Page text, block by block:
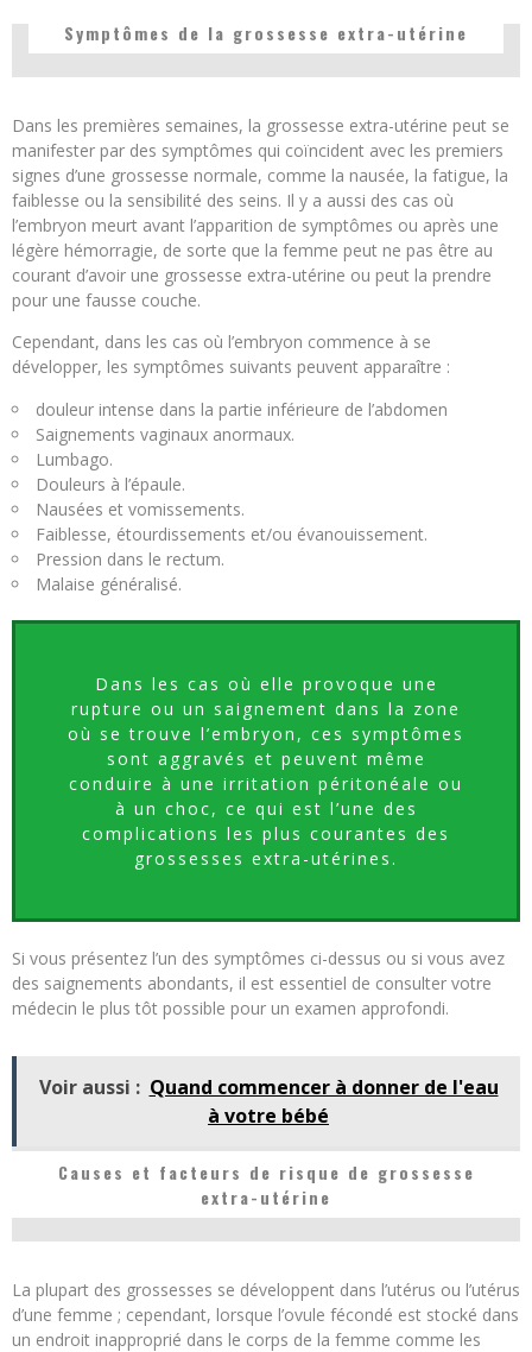
Symptômes de la grossesse extra-utérine
Dans les premières semaines, la grossesse extra-utérine peut se
manifester par des symptômes qui coïncident avec les premiers
signes d’une grossesse normale, comme la nausée, la fatigue, la
faiblesse ou la sensibilité des seins. Il y a aussi des cas où
l’embryon meurt avant l’apparition de symptômes ou après une
légère hémorragie, de sorte que la femme peut ne pas être au
courant d’avoir une grossesse extra-utérine ou peut la prendre
pour une fausse couche.
Cependant, dans les cas où l’embryon commence à se
développer, les symptômes suivants peuvent apparaître :
douleur intense dans la partie inférieure de l’abdomen
Saignements vaginaux anormaux.
Lumbago.
Douleurs à l’épaule.
Nausées et vomissements.
Faiblesse, étourdissements et/ou évanouissement.
Pression dans le rectum.
Malaise généralisé.
Dans les cas où elle provoque une
rupture ou un saignement dans la zone
où se trouve l’embryon, ces symptômes
sont aggravés et peuvent même
conduire à une irritation péritonéale ou
à un choc, ce qui est l’une des
complications les plus courantes des
grossesses extra-utérines.
Si vous présentez l’un des symptômes ci-dessus ou si vous avez
des saignements abondants, il est essentiel de consulter votre
médecin le plus tôt possible pour un examen approfondi.
Voir aussi : Quand commencer à donner de l'eau
à votre bébé
Causes et facteurs de risque de grossesse
extra-utérine
La plupart des grossesses se développent dans l’utérus ou l’utérus
d’une femme ; cependant, lorsque l’ovule fécondé est stocké dans
un endroit inapproprié dans le corps de la femme comme les